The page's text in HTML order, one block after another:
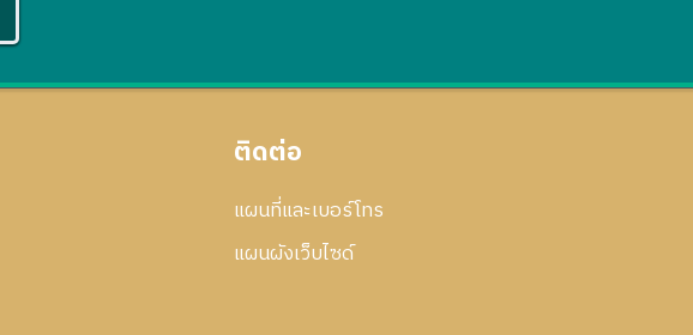
ติดต่อ
แผนที่และเบอร์โทร
แผนผังเว็บไซด์